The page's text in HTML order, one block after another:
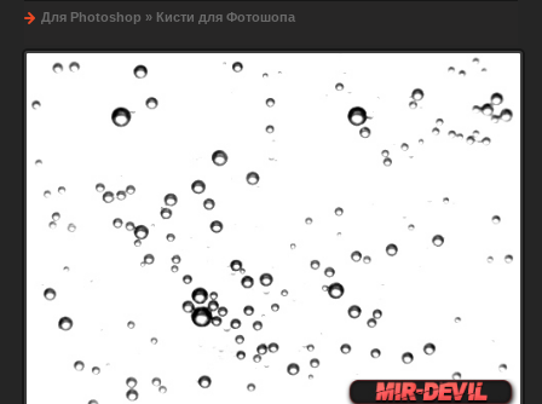
Для Photoshop » Кисти для Фотошопа